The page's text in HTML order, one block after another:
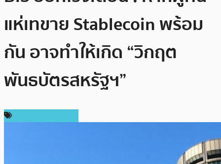
แห่เทขาย Stablecoin พร้อม
กัน อาจทำให้เกิด “วิกฤต
พันธบัตรสหรัฐฯ”